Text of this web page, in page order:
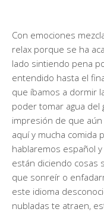
Con emociones
relax porque se ha
lado sintiendo pena
entendido hasta el
que íbamos a dormir
poder tomar agua del
impresión de que
aquí y mucha comida
hablaremos español
están diciendo cosas
que sonreír o
este idioma
nubladas te atraen,